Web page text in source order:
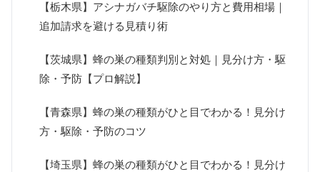
【栃木県】アシナガバチ駆除のやり方と費用相場｜
追加請求を避ける見積り術
【茨城県】蜂の巣の種類判別と対処｜見分け方・駆
除・予防【プロ解説】
【青森県】蜂の巣の種類がひと目でわかる！見分け
方・駆除・予防のコツ
【埼玉県】蜂の巣の種類がひと目でわかる！見分け